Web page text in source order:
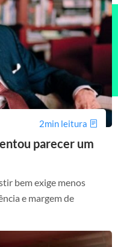
2min leitura
parecer um
bem exige menos
e margem de